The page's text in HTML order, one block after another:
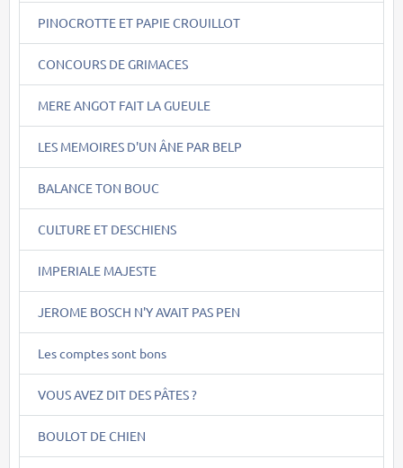
PINOCROTTE ET PAPIE CROUILLOT
CONCOURS DE GRIMACES
MERE ANGOT FAIT LA GUEULE
LES MEMOIRES D'UN ÂNE PAR BELP
BALANCE TON BOUC
CULTURE ET DESCHIENS
IMPERIALE MAJESTE
JEROME BOSCH N'Y AVAIT PAS PEN
Les comptes sont bons
VOUS AVEZ DIT DES PÂTES ?
BOULOT DE CHIEN